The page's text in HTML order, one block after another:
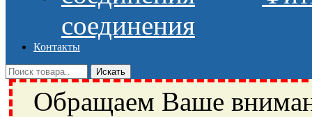
соединения
Контакты
Обращаем Ваше